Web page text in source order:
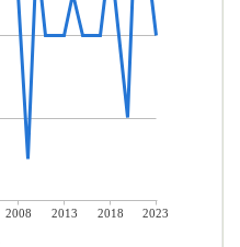
2008 2013 2018
2023